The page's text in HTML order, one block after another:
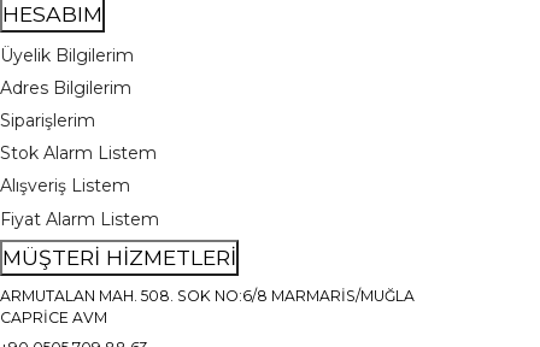
HESABIM
Üyelik Bilgilerim
Adres Bilgilerim
Siparişlerim
Stok Alarm Listem
Alışveriş Listem
Fiyat Alarm Listem
MÜŞTERİ HİZMETLERİ
ARMUTALAN MAH. 508. SOK NO:6/8 MARMARİS/MUĞLA
CAPRİCE AVM